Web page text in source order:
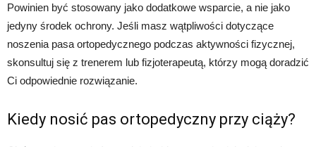
Powinien być stosowany jako dodatkowe wsparcie, a nie jako
jedyny środek ochrony. Jeśli masz wątpliwości dotyczące
noszenia pasa ortopedycznego podczas aktywności fizycznej,
skonsultuj się z trenerem lub fizjoterapeutą, którzy mogą doradzić
Ci odpowiednie rozwiązanie.
Kiedy nosić pas ortopedyczny przy ciąży?